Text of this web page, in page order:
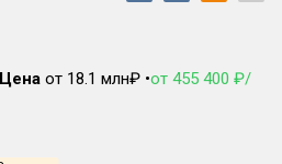
Цена от 18.1 млн₽ •от 455 400 ₽/